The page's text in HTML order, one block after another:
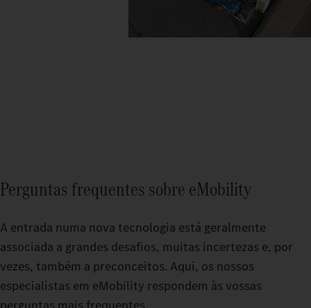
Perguntas frequentes sobre eMobility
A entrada numa nova tecnologia está geralmente
associada a grandes desafios, muitas incertezas e, por
vezes, também a preconceitos. Aqui, os nossos
especialistas em eMobility respondem às vossas